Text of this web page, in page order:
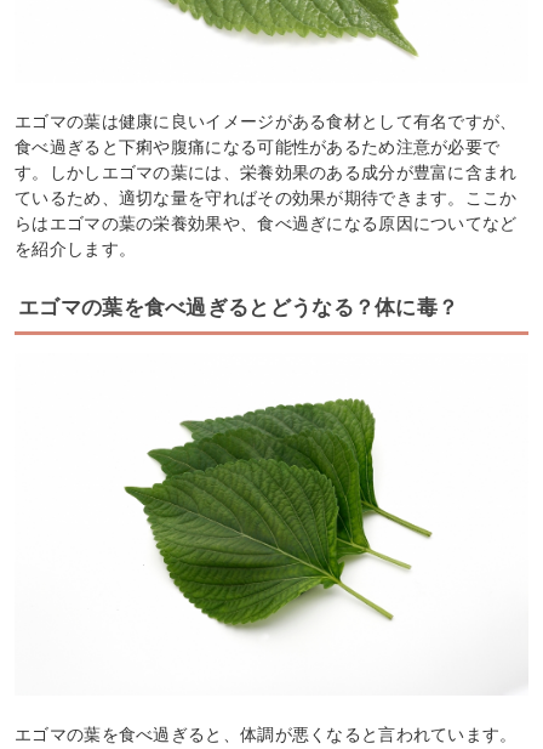
エゴマの葉は健康に良いイメージがある食材として有名ですが、
食べ過ぎると下痢や腹痛になる可能性があるため注意が必要で
す。しかしエゴマの葉には、栄養効果のある成分が豊富に含まれ
ているため、適切な量を守ればその効果が期待できます。ここか
らはエゴマの葉の栄養効果や、食べ過ぎになる原因についてなど
を紹介します。
エゴマの葉を食べ過ぎるとどうなる？体に毒？
エゴマの葉を食べ過ぎると、体調が悪くなると言われています。